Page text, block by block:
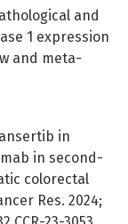
and
1 expression
and meta-
in
in second-
colorectal
Res. 2024;